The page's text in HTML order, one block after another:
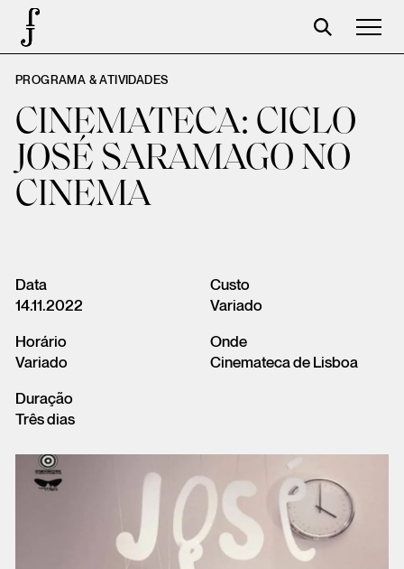
José Saramago
Programación
La Fundación
Aparceros
Tienda
Carrito
Acceso
PROGRAMA & ATIVIDADES
CINEMATECA: CICLO
JOSÉ SARAMAGO NO
CINEMA
Data
14.11.2022
Horário
Variado
Duração
Três dias
Custo
Variado
Onde
Cinemateca de Lisboa